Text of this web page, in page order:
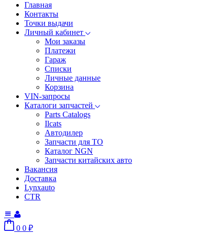
Главная
Контакты
Точки выдачи
Личный кабинет
Мои заказы
Платежи
Гараж
Списки
Личные данные
Корзина
VIN-запросы
Каталоги запчастей
Parts Catalogs
Ilcats
Автодилер
Запчасти для ТО
Каталог NGN
Запчасти китайских авто
Вакансия
Доставка
Lynxauto
CTR
0 0 ₽